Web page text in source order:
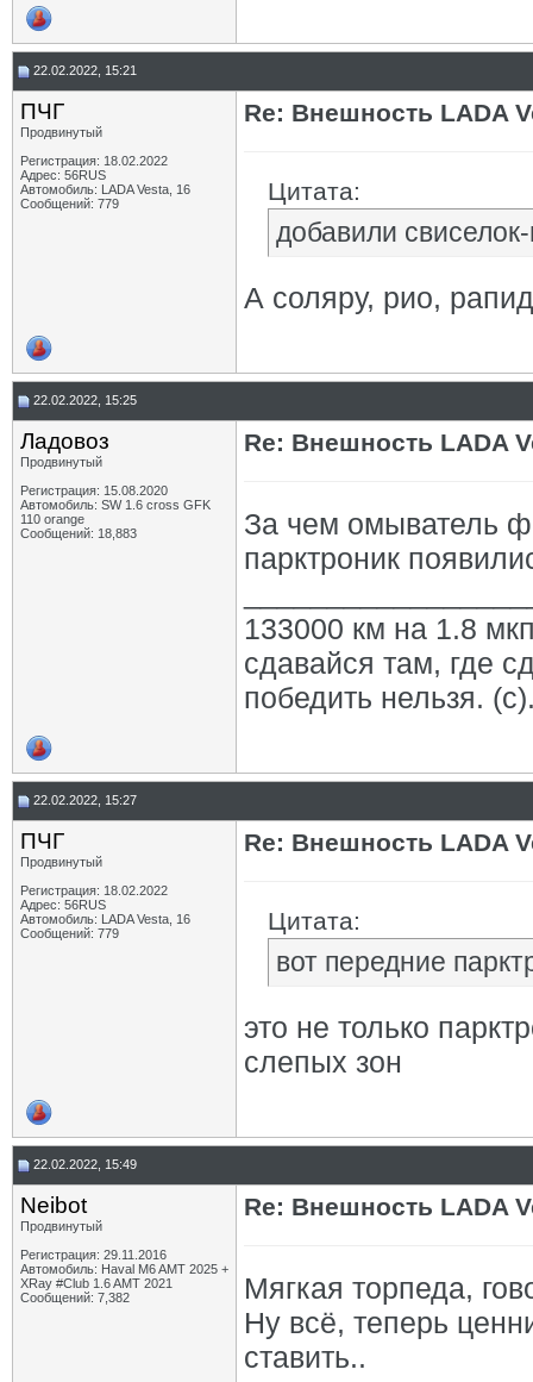
22.02.2022, 15:21
ПЧГ
Продвинутый
Регистрация: 18.02.2022
Адрес: 56RUS
Автомобиль: LADA Vesta, 16
Сообщений: 779
Re: Внешность LADA
Цитата:
добавили
А соляру, рио,
22.02.2022, 15:25
Ладовоз
Продвинутый
Регистрация: 15.08.2020
Автомобиль: SW 1.6 cross GFK
110 orange
Сообщений: 18,883
Re: Внешность LADA
За чем омыватель
парктроник
133000 км на 1.8
сдавайся там, где
победить нельзя.
22.02.2022, 15:27
ПЧГ
Продвинутый
Регистрация: 18.02.2022
Адрес: 56RUS
Автомобиль: LADA Vesta, 16
Сообщений: 779
Re: Внешность LADA
Цитата:
вот передние
это не только
слепых зон
22.02.2022, 15:49
Neibot
Продвинутый
Регистрация: 29.11.2016
Автомобиль: Haval M6 AMT 2025 +
XRay #Club 1.6 AMT 2021
Сообщений: 7,382
Re: Внешность LADA
Мягкая торпеда,
Ну всё, теперь
ставить..